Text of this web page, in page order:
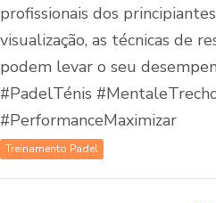
profissionais dos
visualização, as técnicas de
podem levar o seu
#PadelTénis
#PerformanceMaximizar
Treinamento Padel